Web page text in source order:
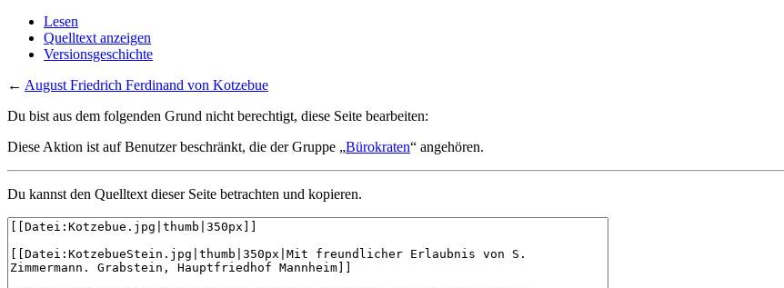
Lesen
Quelltext anzeigen
Versionsgeschichte
← August Friedrich Ferdinand von Kotzebue
Du bist aus dem folgenden Grund nicht berechtigt, diese Seite bearbeiten:
Diese Aktion ist auf Benutzer beschränkt, die der Gruppe „Bürokraten“ angehören.
Du kannst den Quelltext dieser Seite betrachten und kopieren.